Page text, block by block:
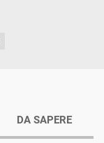
DA SAPERE